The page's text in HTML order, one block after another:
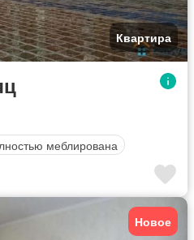
Квартира
меблирована
Новое